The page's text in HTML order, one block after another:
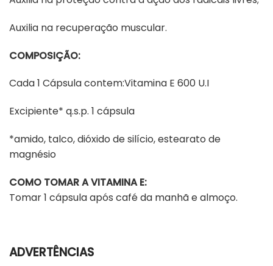
Auxilia na recuperação muscular.
COMPOSIÇÃO:
Cada 1 Cápsula contem:Vitamina E 600 U.I
Excipiente* q.s.p. 1 cápsula
*amido, talco, dióxido de silício, estearato de
magnésio
COMO TOMAR A VITAMINA E:
Tomar 1 cápsula após café da manhã e almoço.
ADVERTÊNCIAS